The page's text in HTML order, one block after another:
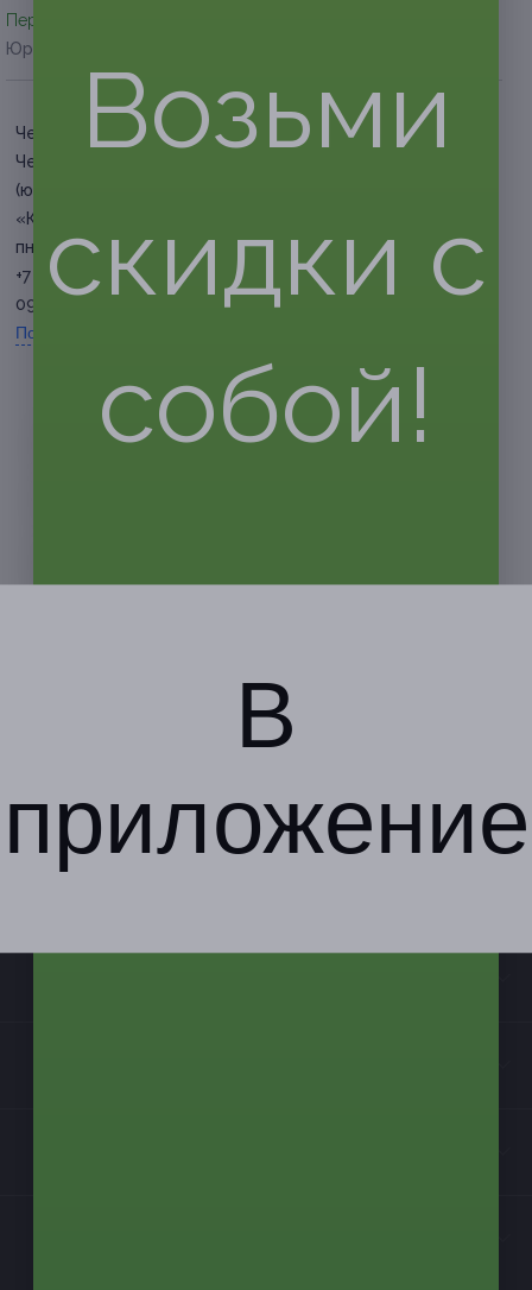
Перейти на сайт партнера
Юридическая информация о партнёре
Челябинская обл., г.
Чебаркуль, оз. Кисегач
(южный берег) санаторий
«Кисегач»
пн. — вс. 8:30 — 17:00
+7 (35168) 6-20-72, +7 (908)
098-35-43
Показать номер телефона
Возьми
скидки с
собой!
В
приложение